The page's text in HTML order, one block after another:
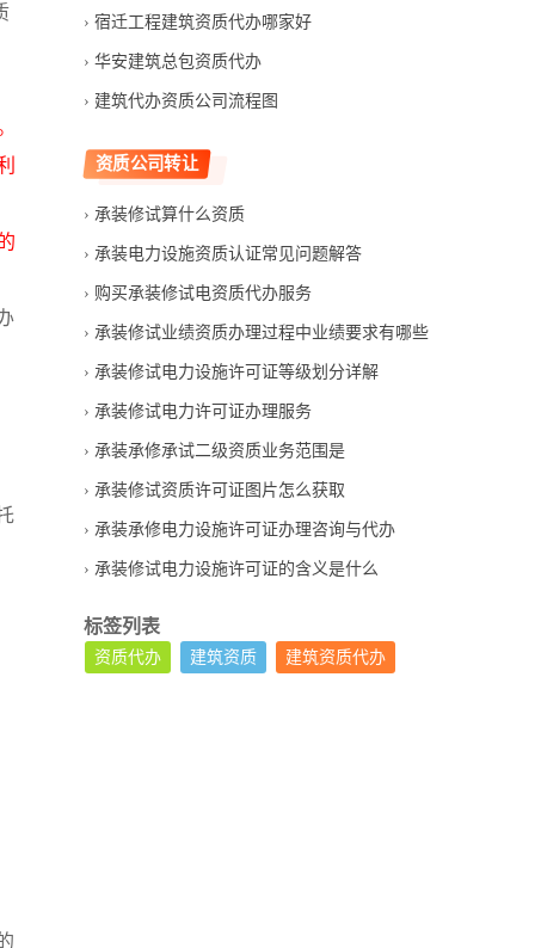
宿迁工程建筑资质代办哪家好
华安建筑总包资质代办
建筑代办资质公司流程图
资质公司转让
承装修试算什么资质
承装电力设施资质认证常见问题解答
购买承装修试电资质代办服务
承装修试业绩资质办理过程中业绩要求有哪些
承装修试电力设施许可证等级划分详解
承装修试电力许可证办理服务
承装承修承试二级资质业务范围是
承装修试资质许可证图片怎么获取
承装承修电力设施许可证办理咨询与代办
承装修试电力设施许可证的含义是什么
标签列表
资质代办 建筑资质 建筑资质代办